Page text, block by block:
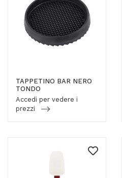
TAPPETINO BAR NERO
TONDO
Accedi per vedere i
prezzi